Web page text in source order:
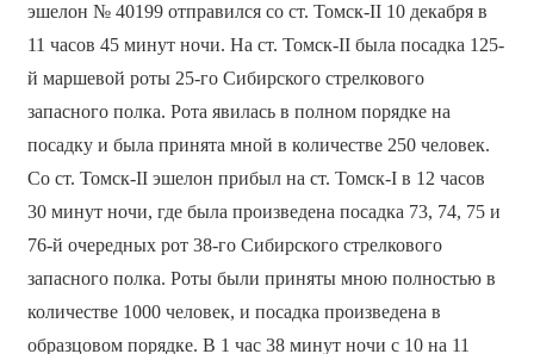
эшелон № 40199 отправился со ст. Томск-II 10 декабря в
11 часов 45 минут ночи. На ст. Томск-II была посадка 125-
й маршевой роты 25-го Сибирского стрелкового
запасного полка. Рота явилась в полном порядке на
посадку и была принята мной в количестве 250 человек.
Со ст. Томск-II эшелон прибыл на ст. Томск-I в 12 часов
30 минут ночи, где была произведена посадка 73, 74, 75 и
76-й очередных рот 38-го Сибирского стрелкового
запасного полка. Роты были приняты мною полностью в
количестве 1000 человек, и посадка произведена в
образцовом порядке. В 1 час 38 минут ночи с 10 на 11